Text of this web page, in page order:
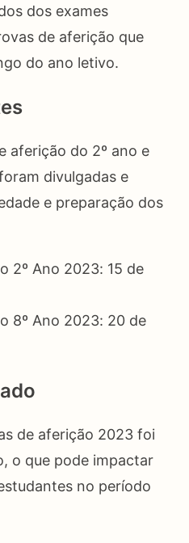
dos exames
de aferição que
do ano letivo.
aferição do 2º ano e
divulgadas e
e preparação dos
2º Ano 2023: 15 de
8º Ano 2023: 20 de
de aferição 2023 foi
o que pode impactar
no período